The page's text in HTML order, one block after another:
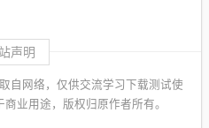
声明
自网络，仅供交流学习下载测试使
业用途，版权归原作者所有。